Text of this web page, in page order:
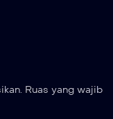
Ruas yang wajib